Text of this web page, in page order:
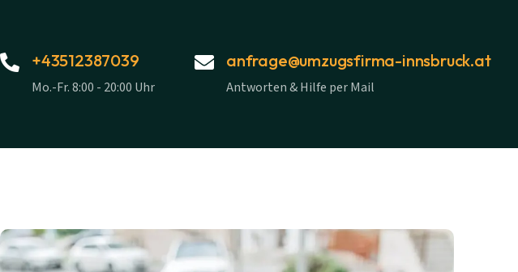
+43512387039
Mo.-Fr. 8:00 - 20:00 Uhr
anfrage@umzugsfirma-innsbruck.at
Antworten & Hilfe per Mail